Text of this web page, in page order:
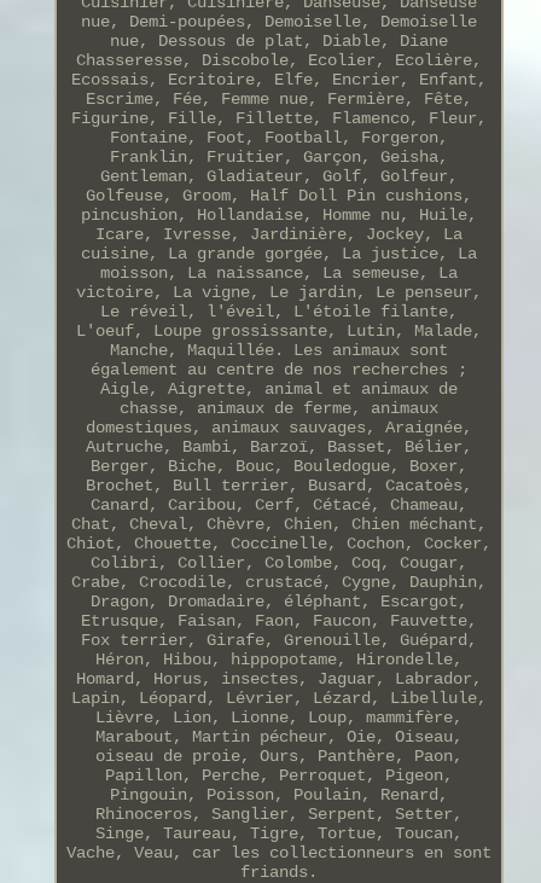
nue, Demi-poupées, Demoiselle, Demoiselle
nue, Dessous de plat, Diable, Diane
Chasseresse, Discobole, Ecolier, Ecolière,
Ecossais, Ecritoire, Elfe, Encrier, Enfant,
Escrime, Fée, Femme nue, Fermière, Fête,
Figurine, Fille, Fillette, Flamenco, Fleur,
Fontaine, Foot, Football, Forgeron,
Franklin, Fruitier, Garçon, Geisha,
Gentleman, Gladiateur, Golf, Golfeur,
Golfeuse, Groom, Half Doll Pin cushions,
pincushion, Hollandaise, Homme nu, Huile,
Icare, Ivresse, Jardinière, Jockey, La
cuisine, La grande gorgée, La justice, La
moisson, La naissance, La semeuse, La
victoire, La vigne, Le jardin, Le penseur,
Le réveil, l'éveil, L'étoile filante,
L'oeuf, Loupe grossissante, Lutin, Malade,
Manche, Maquillée. Les animaux sont
également au centre de nos recherches ;
Aigle, Aigrette, animal et animaux de
chasse, animaux de ferme, animaux
domestiques, animaux sauvages, Araignée,
Autruche, Bambi, Barzoï, Basset, Bélier,
Berger, Biche, Bouc, Bouledogue, Boxer,
Brochet, Bull terrier, Busard, Cacatoès,
Canard, Caribou, Cerf, Cétacé, Chameau,
Chat, Cheval, Chèvre, Chien, Chien méchant,
Chiot, Chouette, Coccinelle, Cochon, Cocker,
Colibri, Collier, Colombe, Coq, Cougar,
Crabe, Crocodile, crustacé, Cygne, Dauphin,
Dragon, Dromadaire, éléphant, Escargot,
Etrusque, Faisan, Faon, Faucon, Fauvette,
Fox terrier, Girafe, Grenouille, Guépard,
Héron, Hibou, hippopotame, Hirondelle,
Homard, Horus, insectes, Jaguar, Labrador,
Lapin, Léopard, Lévrier, Lézard, Libellule,
Lièvre, Lion, Lionne, Loup, mammifère,
Marabout, Martin pécheur, Oie, Oiseau,
oiseau de proie, Ours, Panthère, Paon,
Papillon, Perche, Perroquet, Pigeon,
Pingouin, Poisson, Poulain, Renard,
Rhinoceros, Sanglier, Serpent, Setter,
Singe, Taureau, Tigre, Tortue, Toucan,
Vache, Veau, car les collectionneurs en sont
friands.